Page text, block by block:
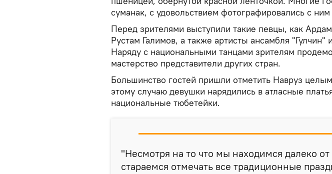
суманак, с удовольствием фотографировались с ним
Перед зрителями выступили такие певцы, как
Рустам Галимов, а также артисты ансамбля "Гулчин"
Наряду с национальными танцами зрителям
мастерство представители других стран.
Большинство гостей пришли отметить Навруз
этому случаю девушки нарядились в атласные
национальные тюбетейки.
"Несмотря на то что мы находимся далеко
стараемся отмечать все традиционные